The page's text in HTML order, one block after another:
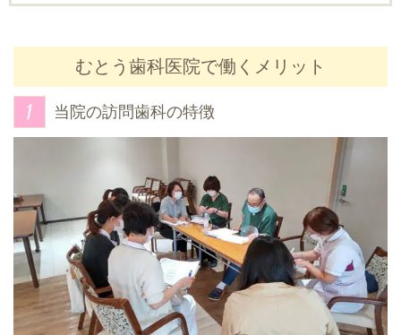
むとう歯科医院で働くメリット
当院の訪問歯科の特徴